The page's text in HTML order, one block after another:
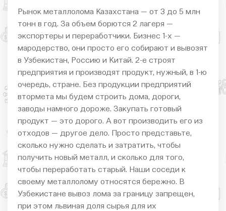
Рынок металлолома Казахстана — от 3 до 5 млн
тонн в год. За объем борются 2 лагеря —
экспортеры и переработчики. Бизнес 1-х —
мародерство, они просто его собирают и вывозят
в Узбекистан, Россию и Китай. 2-е строят
предприятия и производят продукт, нужный, в 1-ю
очередь, стране. Без продукции предприятий
втормета мы будем строить дома, дороги,
заводы намного дороже. Закупать готовый
продукт — это дорого. А вот производить его из
отходов — другое дело. Просто представьте,
сколько нужно сделать и затратить, чтобы
получить новый металл, и сколько для того,
чтобы переработать старый. Наши соседи к
своему металлолому относятся бережно. В
Узбекистане вывоз лома за границу запрещен,
при этом львиная доля сырья для их